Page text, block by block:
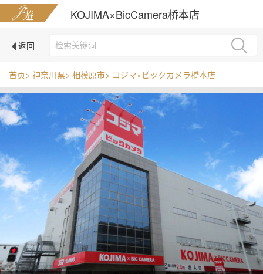
KOJIMA×BicCamera桥本店
返回
首页> 神奈川県> 相模原市> コジマ×ビックカメラ橋本店